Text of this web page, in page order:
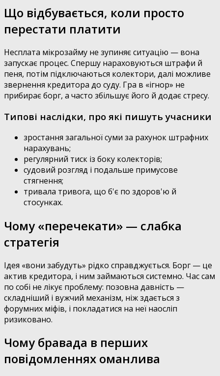
Що відбувається, коли просто
перестати платити
Несплата мікрозайму не зупиняє ситуацію — вона
запускає процес. Спершу нараховуються штрафи й
пеня, потім підключаються колектори, далі можливе
звернення кредитора до суду. Гра в «ігнор» не
прибирає борг, а часто збільшує його й додає стресу.
Типові наслідки, про які пишуть учасники
зростання загальної суми за рахунок штрафних
нарахувань;
регулярний тиск із боку колекторів;
судовий розгляд і подальше примусове
стягнення;
тривала тривога, що б'є по здоров'ю й
стосунках.
Чому «перечекати» — слабка
стратегія
Ідея «вони забудуть» рідко справджується. Борг — це
актив кредитора, і ним займаються системно. Час сам
по собі не лікує проблему: позовна давність —
складніший і вужчий механізм, ніж здається з
форумних міфів, і покладатися на неї наосліп
ризиковано.
Чому бравада в перших
повідомленнях оманлива